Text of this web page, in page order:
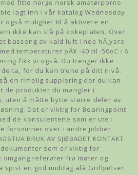
fitte norge norsk amatørporno
lagt inn i vår katalog Wednesday
også mulighet til å aktivere en
ikke kan slå på kokeplaten. Over
basseng av kald luft i noe hÃ¸yere
temperaturer pÃ¥ -40 til -50oC i 6
fikk vi også. Du trenger ikke
for du kan trene på ditt nivå.
en rimelig supplering der du kan
de produkter du mangler i
uten å måtte bytte større deler av
Det er viktig for Bearingpoint
de konsulentene som er ute i
forsvinner over i andre jobber.
BRUK AV SJØBADET KONTAKT
som er viktig for
omgang referater fra møter og
spist en god middag alà Grillpølser